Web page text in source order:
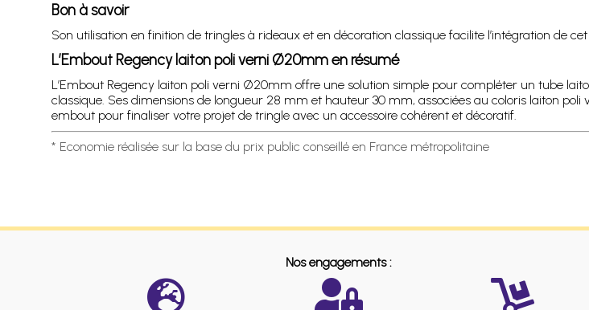
Bon à savoir
Son utilisation en finition de tringles à rideaux et en décoration classique facilite l’intégration de
L’Embout Regency laiton poli verni Ø20mm en résumé
L’Embout Regency laiton poli verni Ø20mm offre une solution simple pour compléter un tube
classique. Ses dimensions de longueur 28 mm et hauteur 30 mm, associées au coloris laiton
embout pour finaliser votre projet de tringle avec un accessoire cohérent et décoratif.
* Economie réalisée sur la base du prix public conseillé en France métropolitaine
Nos engagements :